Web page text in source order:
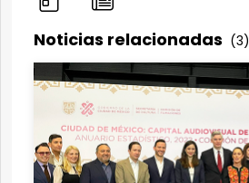
Noticias relacionadas (3)